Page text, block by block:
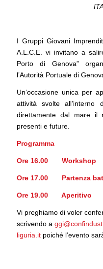
I Gruppi Giovani
A.L.C.E. vi invitano a
Porto di Genova”
l’Autorità Portuale di
Un’occasione unica per
attività svolte
direttamente dal mare il
presenti e future.
Programma
Ore 16.00 Workshop
Ore 17.00 Partenza
Ore 19.00 Aperitivo
Vi preghiamo di voler
scrivendo a
liguria.itpoiché l’evento